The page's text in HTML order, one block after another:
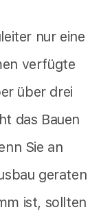
nur eine
verfügte
über drei
das Bauen
Sie an
geraten
ist, sollten